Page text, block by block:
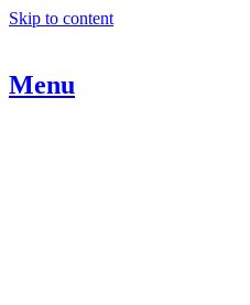
Skip to content
Menu